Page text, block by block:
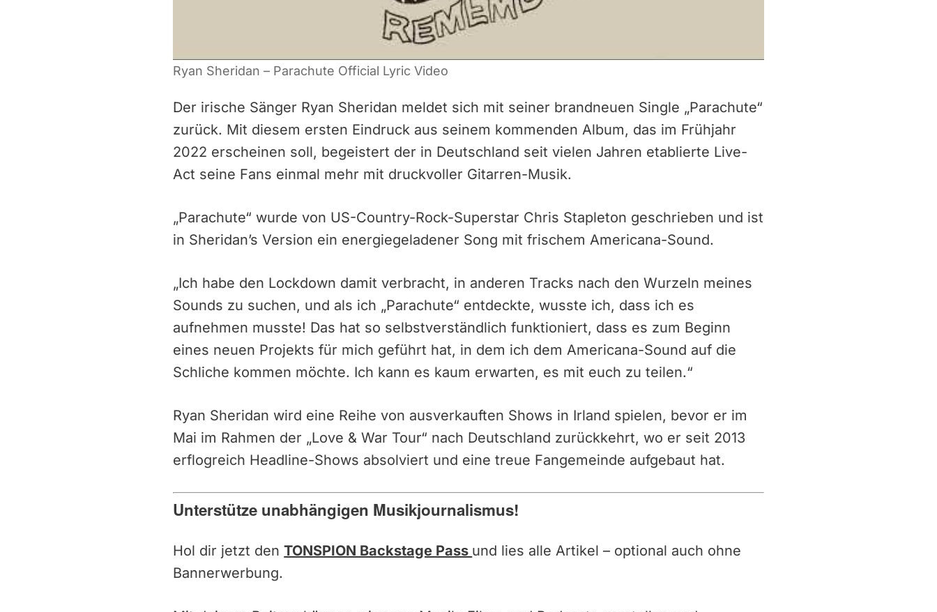
Ryan Sheridan – Parachute Official Lyric Video
Der irische Sänger Ryan Sheridan meldet sich mit seiner brandneuen Single „Parachute“
zurück. Mit diesem ersten Eindruck aus seinem kommenden Album, das im Frühjahr
2022 erscheinen soll, begeistert der in Deutschland seit vielen Jahren etablierte Live-
Act seine Fans einmal mehr mit druckvoller Gitarren-Musik.
„Parachute“ wurde von US-Country-Rock-Superstar Chris Stapleton geschrieben und ist
in Sheridan’s Version ein energiegeladener Song mit frischem Americana-Sound.
„Ich habe den Lockdown damit verbracht, in anderen Tracks nach den Wurzeln meines
Sounds zu suchen, und als ich „Parachute“ entdeckte, wusste ich, dass ich es
aufnehmen musste! Das hat so selbstverständlich funktioniert, dass es zum Beginn
eines neuen Projekts für mich geführt hat, in dem ich dem Americana-Sound auf die
Schliche kommen möchte. Ich kann es kaum erwarten, es mit euch zu teilen.“
Ryan Sheridan wird eine Reihe von ausverkauften Shows in Irland spielen, bevor er im
Mai im Rahmen der „Love & War Tour“ nach Deutschland zurückkehrt, wo er seit 2013
erflogreich Headline-Shows absolviert und eine treue Fangemeinde aufgebaut hat.
Unterstütze unabhängigen Musikjournalismus!
Hol dir jetzt denTONSPION Backstage Pass und lies alle Artikel – optional auch ohne
Bannerwerbung.